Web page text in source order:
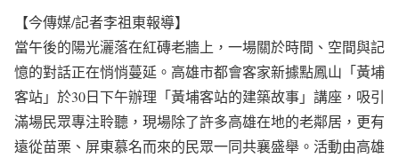
【今傳媒/記者李祖東報導】
當午後的陽光灑落在紅磚老牆上，一場關於時間、空間與記
憶的對話正在悄悄蔓延。高雄市都會客家新據點鳳山「黃埔
客站」於30日下午辦理「黃埔客站的建築故事」講座，吸引
滿場民眾專注聆聽，現場除了許多高雄在地的老鄰居，更有
遠從苗栗、屏東慕名而來的民眾一同共襄盛舉。活動由高雄